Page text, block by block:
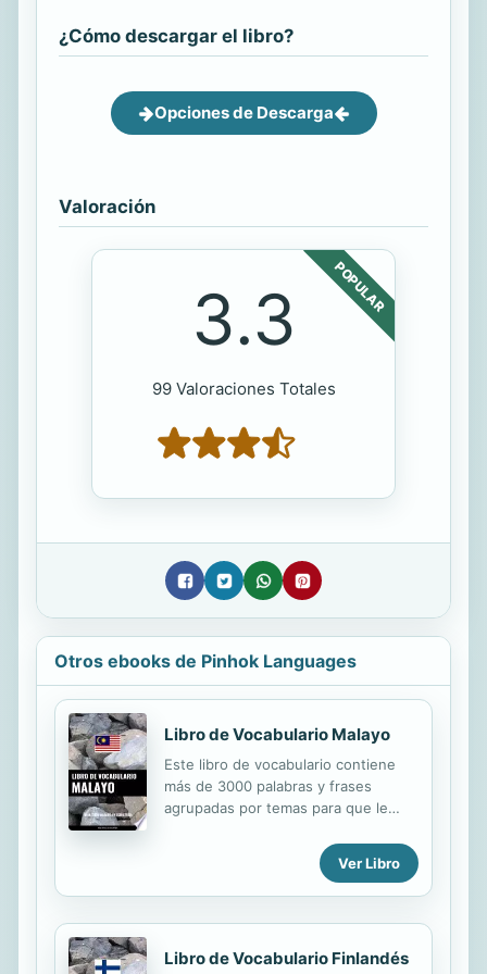
¿Cómo descargar el libro?
Opciones de Descarga
Valoración
POPULAR
3.3
99 Valoraciones Totales
Otros ebooks de Pinhok Languages
Libro de Vocabulario Malayo
Este libro de vocabulario contiene
más de 3000 palabras y frases
agrupadas por temas para que le
aprender primero. Además, la
segunda parte del libro contiene dos
secciones de índice que se pueden
de los dos idiomas. Las tres partes
Ver Libro
Libro de Vocabulario Finlandés